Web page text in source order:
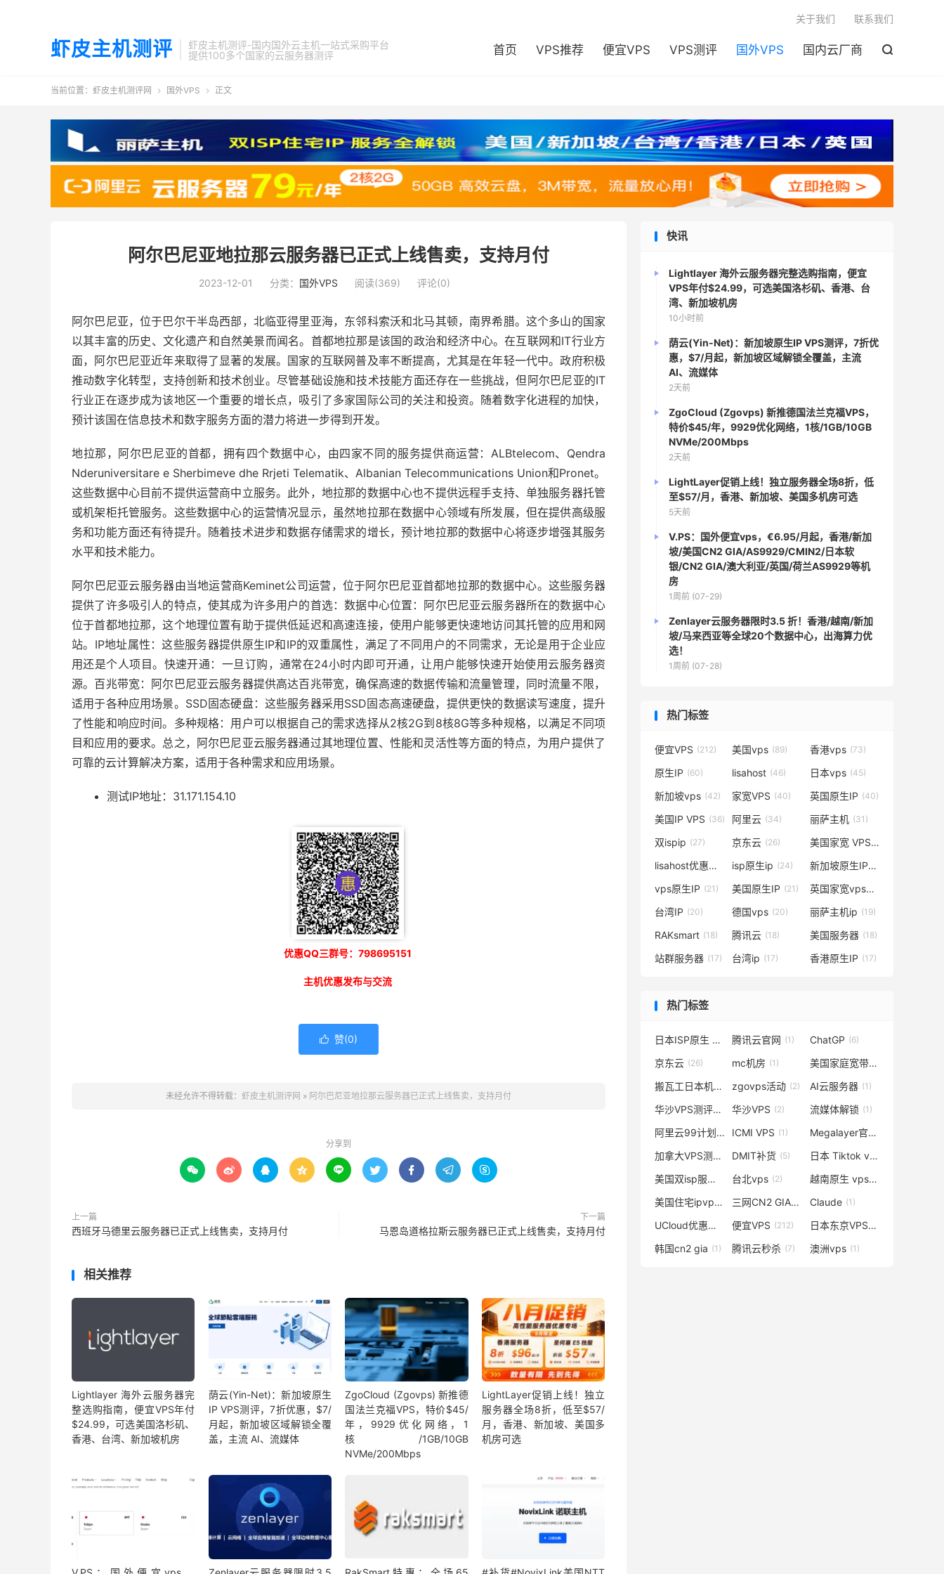
虾皮主机测评
虾皮主机测评-国内国外云主机一站式采购平台
提供100多个国家的云服务器测评
首页 VPS推荐 便宜VPS VPS测评 国外VPS 国内云厂商 
关于我们 联系我们
当前位置： 虾皮主机测评网  国外VPS  正文
阿尔巴尼亚地拉那云服务器已正式上线售卖，支持月付
2023-12-01 分类： 国外VPS 阅读(369) 评论(0)
阿尔巴尼亚，位于巴尔干半岛西部，北临亚得里亚海，东邻科索沃和北马其顿，南界希腊。这个多山的国家
以其丰富的历史、文化遗产和自然美景而闻名。首都地拉那是该国的政治和经济中心。在互联网和IT行业方
面，阿尔巴尼亚近年来取得了显著的发展。国家的互联网普及率不断提高，尤其是在年轻一代中。政府积极
推动数字化转型，支持创新和技术创业。尽管基础设施和技术技能方面还存在一些挑战，但阿尔巴尼亚的IT
行业正在逐步成为该地区一个重要的增长点，吸引了多家国际公司的关注和投资。随着数字化进程的加快，
预计该国在信息技术和数字服务方面的潜力将进一步得到开发。
地拉那，阿尔巴尼亚的首都，拥有四个数据中心，由四家不同的服务提供商运营：ALBtelecom、Qendra
Nderuniversitare e Sherbimeve dhe Rrjeti Telematik、Albanian Telecommunications Union和Pronet。
这些数据中心目前不提供运营商中立服务。此外，地拉那的数据中心也不提供远程手支持、单独服务器托管
或机架柜托管服务。这些数据中心的运营情况显示，虽然地拉那在数据中心领域有所发展，但在提供高级服
务和功能方面还有待提升。随着技术进步和数据存储需求的增长，预计地拉那的数据中心将逐步增强其服务
水平和技术能力。
阿尔巴尼亚云服务器由当地运营商Keminet公司运营，位于阿尔巴尼亚首都地拉那的数据中心。这些服务器
提供了许多吸引人的特点，使其成为许多用户的首选：数据中心位置：阿尔巴尼亚云服务器所在的数据中心
位于首都地拉那，这个地理位置有助于提供低延迟和高速连接，使用户能够更快速地访问其托管的应用和网
站。IP地址属性：这些服务器提供原生IP和IP的双重属性，满足了不同用户的不同需求，无论是用于企业应
用还是个人项目。快速开通：一旦订购，通常在24小时内即可开通，让用户能够快速开始使用云服务器资
源。百兆带宽：阿尔巴尼亚云服务器提供高达百兆带宽，确保高速的数据传输和流量管理，同时流量不限，
适用于各种应用场景。SSD固态硬盘：这些服务器采用SSD固态高速硬盘，提供更快的数据读写速度，提升
了性能和响应时间。多种规格：用户可以根据自己的需求选择从2核2G到8核8G等多种规格，以满足不同项
目和应用的要求。总之，阿尔巴尼亚云服务器通过其地理位置、性能和灵活性等方面的特点，为用户提供了
可靠的云计算解决方案，适用于各种需求和应用场景。
测试IP地址：31.171.154.10
优惠QQ三群号：798695151
主机优惠发布与交流
 赞(0)
未经允许不得转载： 虾皮主机测评网 » 阿尔巴尼亚地拉那云服务器已正式上线售卖，支持月付
分享到
        
上一篇
西班牙马德里云服务器已正式上线售卖，支持月付
下一篇
马恩岛道格拉斯云服务器已正式上线售卖，支持月付
相关推荐
Lightlayer 海外云服务器完
整选购指南，便宜VPS年付
$24.99，可选美国洛杉矶、
香港、台湾、新加坡机房
荫云(Yin-Net)：新加坡原生
IP VPS测评，7折优惠，$7/
月起，新加坡区域解锁全覆
盖，主流 AI、流媒体
ZgoCloud (Zgovps) 新推德
国法兰克福VPS，特价$45/
年，9929优化网络，1
核/1GB/10GB
NVMe/200Mbps
LightLayer促销上线！独立
服务器全场8折，低至$57/
月，香港、新加坡、美国多
机房可选
快讯
Lightlayer 海外云服务器完整选购指南，便宜
VPS年付$24.99，可选美国洛杉矶、香港、台
湾、新加坡机房
10小时前
荫云(Yin-Net)：新加坡原生IP VPS测评，7折优
惠，$7/月起，新加坡区域解锁全覆盖，主流
AI、流媒体
2天前
ZgoCloud (Zgovps) 新推德国法兰克福VPS，
特价$45/年，9929优化网络，1核/1GB/10GB
NVMe/200Mbps
2天前
LightLayer促销上线！独立服务器全场8折，低
至$57/月，香港、新加坡、美国多机房可选
5天前
V.PS：国外便宜vps，€6.95/月起，香港/新加
坡/美国CN2 GIA/AS9929/CMIN2/日本软
银/CN2 GIA/澳大利亚/英国/荷兰AS9929等机
房
1周前 (07-29)
Zenlayer云服务器限时3.5 折！香港/越南/新加
坡/马来西亚等全球20个数据中心，出海算力优
选！
1周前 (07-28)
热门标签
便宜VPS (212) 美国vps (89) 香港vps (73)
原生IP (60) lisahost (46) 日本vps (45)
新加坡vps (42) 家宽VPS (40) 英国原生IP (40)
美国IP VPS (36) 阿里云 (34) 丽萨主机 (31)
双ispip (27) 京东云 (26) 美国家宽 VPS(25)
lisahost优惠码 (24)isp原生ip (24) 新加坡原生IP(21)
vps原生IP (21) 美国原生IP (21) 英国家宽vps(20)
台湾IP (20) 德国vps (20) 丽萨主机ip (19)
RAKsmart (18) 腾讯云 (18) 美国服务器 (18)
站群服务器 (17) 台湾ip (17) 香港原生IP (17)
热门标签
日本ISP原生 VPS (1)
腾讯云官网 (1) ChatGP (6)
京东云 (26) mc机房 (1) 美国家庭宽带固定ip
搬瓦工日本机房 (6)
zgovps活动 (2) AI云服务器 (1)
华沙VPS测评
(2) 华沙VPS (2) 流媒体解锁 (1)
阿里云99计划
(6) ICMI VPS (1) Megalayer官网
加拿大VPS测评 (2)
DMIT补货 (5) 日本 Tiktok vps
美国双isp服务器怎么样 (4)
台北vps (2) 越南原生 vps
(1)
美国住宅ipvps 三网CN2 GIA
(1) Claude (1)
UCloud优惠码 便宜VPS (212) 日本东京VPS测评
韩国cn2 gia (1) 腾讯云秒杀 (7) 澳洲vps (1)